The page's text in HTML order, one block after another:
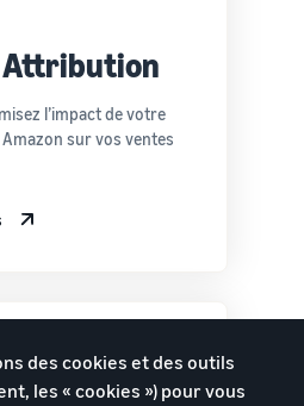
Attribution
l’impact de votre
sur vos ventes
des cookies et des outils
les « cookies ») pour vous